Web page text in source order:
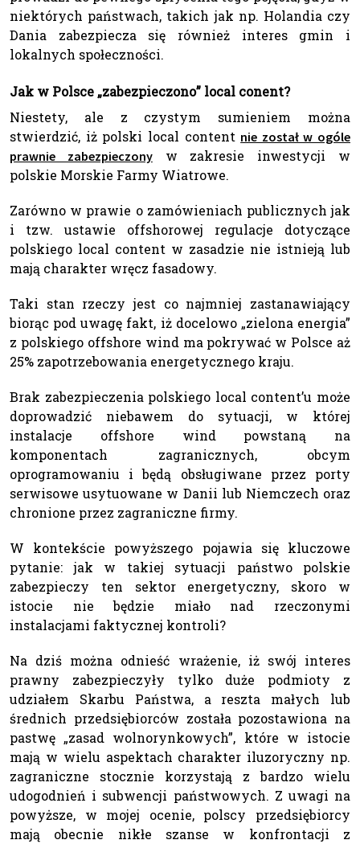
niektórych państwach, takich jak np. Holandia czy
Dania zabezpiecza się również interes gmin i
lokalnych społeczności.
Jak w Polsce „zabezpieczono” local conent?
Niestety, ale z czystym sumieniem można
stwierdzić, iż polski local content nie został w ogóle
prawnie zabezpieczonyw zakresie inwestycji w
polskie Morskie Farmy Wiatrowe.
Zarówno w prawie o zamówieniach publicznych jak
i tzw. ustawie offshorowej regulacje dotyczące
polskiego local content w zasadzie nie istnieją lub
mają charakter wręcz fasadowy.
Taki stan rzeczy jest co najmniej zastanawiający
biorąc pod uwagę fakt, iż docelowo „zielona energia”
z polskiego offshore wind ma pokrywać w Polsce aż
25% zapotrzebowania energetycznego kraju.
Brak zabezpieczenia polskiego local content’u może
doprowadzić niebawem do sytuacji, w której
instalacje offshore wind powstaną na
komponentach zagranicznych, obcym
oprogramowaniu i będą obsługiwane przez porty
serwisowe usytuowane w Danii lub Niemczech oraz
chronione przez zagraniczne firmy.
W kontekście powyższego pojawia się kluczowe
pytanie: jak w takiej sytuacji państwo polskie
zabezpieczy ten sektor energetyczny, skoro w
istocie nie będzie miało nad rzeczonymi
instalacjami faktycznej kontroli?
Na dziś można odnieść wrażenie, iż swój interes
prawny zabezpieczyły tylko duże podmioty z
udziałem Skarbu Państwa, a reszta małych lub
średnich przedsiębiorców została pozostawiona na
pastwę „zasad wolnorynkowych”, które w istocie
mają w wielu aspektach charakter iluzoryczny np.
zagraniczne stocznie korzystają z bardzo wielu
udogodnień i subwencji państwowych. Z uwagi na
powyższe, w mojej ocenie, polscy przedsiębiorcy
mają obecnie nikłe szanse w konfrontacji z